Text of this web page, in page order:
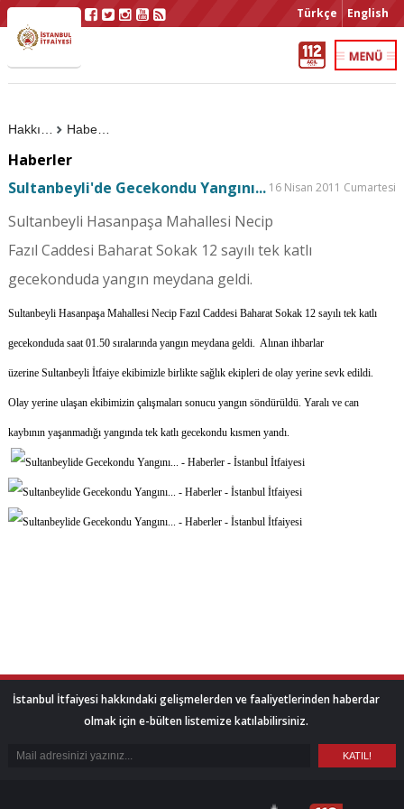
Türkçe English
Haberler
Haberler
Sultanbeyli'de Gecekondu Yangını... 16 Nisan 2011 Cumartesi
Sultanbeyli Hasanpaşa Mahallesi Necip
Fazıl Caddesi Baharat Sokak 12 sayılı tek katlı
gecekonduda yangın meydana geldi.
Sultanbeyli Hasanpaşa Mahallesi Necip Fazıl Caddesi Baharat Sokak 12 sayılı tek katlı
gecekonduda saat 01.50 sıralarında yangın meydana geldi. Alınan ihbarlar
üzerine Sultanbeyli İtfaiye ekibimizle birlikte sağlık ekipleri de olay yerine sevk edildi.
Olay yerine ulaşan ekibimizin çalışmaları sonucu yangın söndürüldü. Yaralı ve can
kaybının yaşanmadığı yangında tek katlı gecekondu kısmen yandı.
İstanbul İtfaiyesi hakkındaki gelişmelerden ve faaliyetlerinden haberdar
olmak için e-bülten listemize katılabilirsiniz.